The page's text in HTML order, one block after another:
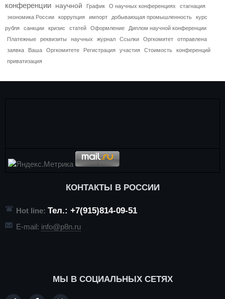
конференции научной График О научных конференциях
стагнация
экономика России
коррупция импорт добывающая промышленность
курс
рубля
санкции кризис статей Оформление
Диплом научной конференции
Платежные
реквизиты научных журнал Ссылки Оргкомитет
отправлена
заявка
Ваша Оргкомитете Регистрация участия Стоимость
конференций
приватизация
КОНТАКТЫ В РОССИИ
Hot line: Тел.: +7(915)814-09-51
E-mail: info@p8n.ru
МЫ В СОЦИАЛЬНЫХ СЕТЯХ